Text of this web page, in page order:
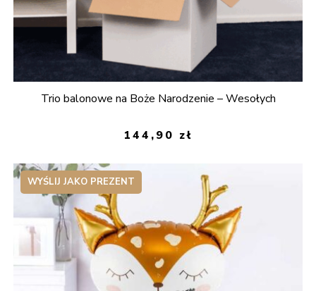
Trio balonowe na Boże Narodzenie – Wesołych
144,90 zł
WYŚLIJ JAKO PREZENT